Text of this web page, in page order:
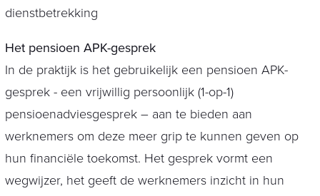
dienstbetrekking
Het pensioen APK-gesprek
In de praktijk is het gebruikelijk een pensioen APK-
gesprek - een vrijwillig persoonlijk (1-op-1)
pensioenadviesgesprek – aan te bieden aan
werknemers om deze meer grip te kunnen geven op
hun financiële toekomst. Het gesprek vormt een
wegwijzer, het geeft de werknemers inzicht in hun